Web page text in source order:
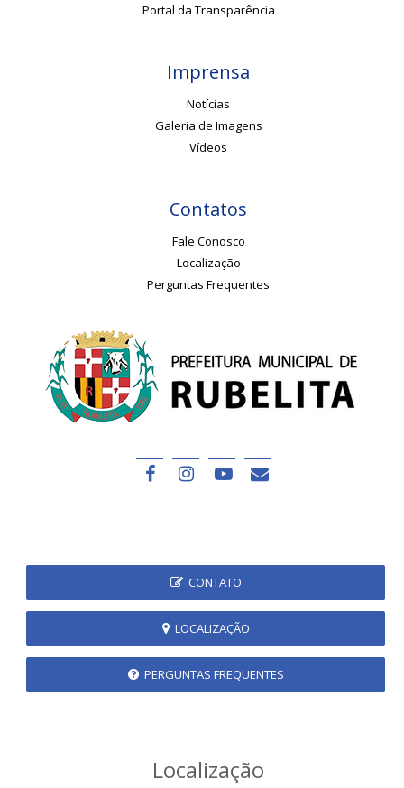
Portal da Transparência
Imprensa
Notícias
Galeria de Imagens
Vídeos
Contatos
Fale Conosco
Localização
Perguntas Frequentes
CONTATO
LOCALIZAÇÃO
PERGUNTAS FREQUENTES
Localização